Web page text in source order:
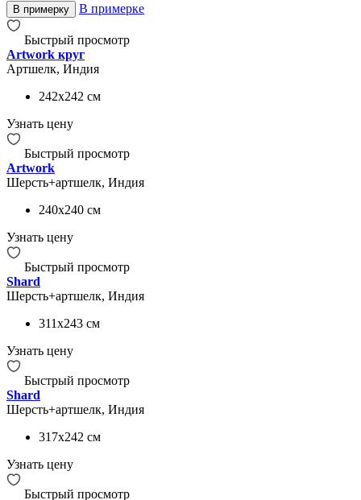
В примерку В примерке
Быстрый просмотр
Artwork круг
Артшелк, Индия
242x242 см
Узнать цену
Быстрый просмотр
Artwork
Шерсть+артшелк, Индия
240x240 см
Узнать цену
Быстрый просмотр
Shard
Шерсть+артшелк, Индия
311x243 см
Узнать цену
Быстрый просмотр
Shard
Шерсть+артшелк, Индия
317x242 см
Узнать цену
Быстрый просмотр